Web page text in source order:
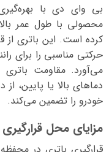
بی وای دی با
محصولی با طول عمر
کرده است. این باتری از
حرکتی مناسبی را برای
می‌آورد. مقاومت باتری
دماهای بالا یا پایین،
خودرو را تضمین می‌کند.
مزایای محل قرارگیری